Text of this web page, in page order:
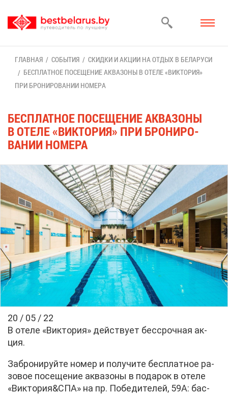
ГЛАВ­НАЯ СО­БЫ­ТИЯ
СКИД­КИ И АК­ЦИИ НА ОТ­ДЫХ В БЕ­ЛА­РУ­СИ
БЕС­ПЛАТ­НОЕ ПО­СЕ­ЩЕ­НИЕ АК­ВА­ЗО­НЫ В ОТЕ­ЛЕ «ВИК­ТО­РИЯ»
ПРИ БРО­НИ­РО­ВА­НИИ НО­МЕ­РА
БЕС­ПЛАТ­НОЕ ПО­СЕ­ЩЕ­НИЕ АК­ВА­ЗО­НЫ
В ОТЕ­ЛЕ «ВИК­ТО­РИЯ» ПРИ БРО­НИ­РО­
ВА­НИИ НО­МЕ­РА
20 / 05 / 22
В оте­ле «Вик­то­рия» дей­ству­ет бес­сроч­ная ак­
ция.
За­бро­ни­руй­те но­мер и по­лу­чи­те бес­плат­ное ра­
зо­вое по­се­ще­ние ак­ва­зо­ны в по­да­рок в оте­ле
«Вик­то­рия&СПА» на пр. По­бе­ди­те­лей, 59А: бас­